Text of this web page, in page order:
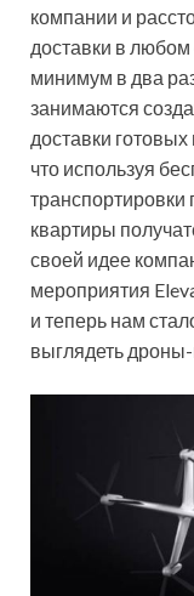
компании и
доставки в любом
минимум в два
занимаются
доставки
что используя
транспортировки
квартиры
своей идее
мероприятия
и теперь нам
выглядеть